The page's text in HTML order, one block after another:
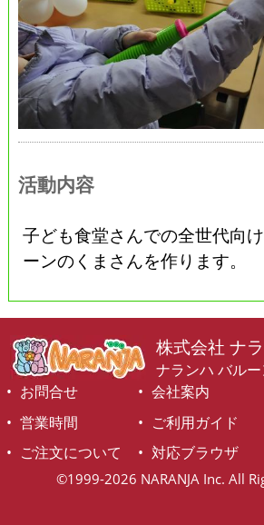
活動内容
子ども食堂さんでの全世代向
ーンのくまさんを作ります。
株式会社 ナ
ナランハ バル
お問合せ
会社案内
営業時間
ご利用ガイド
ご注文について
対応ブラウザ
©1999-2026 NARANJA Inc. All